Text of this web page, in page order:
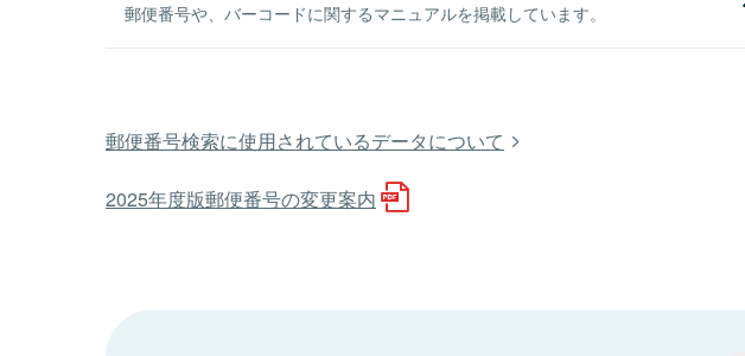
郵便番号や、バーコードに関するマニュアルを掲載しています。
郵便番号検索に使用されているデータについて
2025年度版郵便番号の変更案内